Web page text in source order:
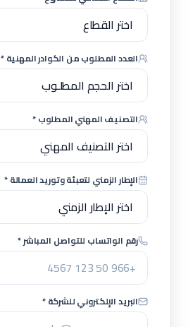
العدد المطلوب من الكوادر المهنية *
التصنيف المهني المطلوب *
الإطار الزمني لتعبئة وتوريد العمالة *
رقم الواتساب للتواصل المباشر *
البريد الإلكتروني للشركة *